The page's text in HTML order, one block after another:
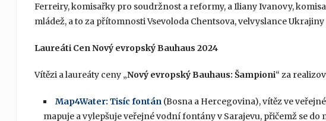
Ferreiry, komisařky pro soudržnost a reformy, a Iliany Ivanovy,
mládež, a to za přítomnosti Vsevoloda Chentsova, velvyslance
Laureáti Cen Nový evropský Bauhaus 2024
Vítězi a laureáty ceny „Nový evropský Bauhaus: Šampioni“ za
Map4Water: Tisíc fontán(Bosna a Hercegovina), vítěz ve
mapuje a vylepšuje veřejné vodní fontány v Sarajevu, přičemž se